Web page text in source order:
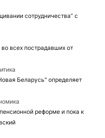
сотрудничества” с
всех пострадавших от
Беларусь" определяет
реформе и пока к